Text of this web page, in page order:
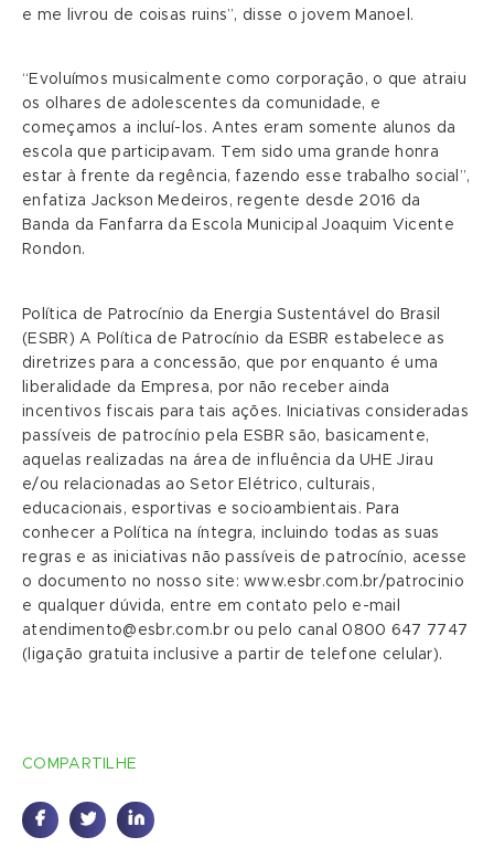
e me livrou de coisas ruins”, disse o jovem Manoel.
“Evoluímos musicalmente como corporação, o que atraiu
os olhares de adolescentes da comunidade, e
começamos a incluí-los. Antes eram somente alunos da
escola que participavam. Tem sido uma grande honra
estar à frente da regência, fazendo esse trabalho social”,
enfatiza Jackson Medeiros, regente desde 2016 da
Banda da Fanfarra da Escola Municipal Joaquim Vicente
Rondon.
Política de Patrocínio da Energia Sustentável do Brasil
(ESBR) A Política de Patrocínio da ESBR estabelece as
diretrizes para a concessão, que por enquanto é uma
liberalidade da Empresa, por não receber ainda
incentivos fiscais para tais ações. Iniciativas consideradas
passíveis de patrocínio pela ESBR são, basicamente,
aquelas realizadas na área de influência da UHE Jirau
e/ou relacionadas ao Setor Elétrico, culturais,
educacionais, esportivas e socioambientais. Para
conhecer a Política na íntegra, incluindo todas as suas
regras e as iniciativas não passíveis de patrocínio, acesse
o documento no nosso site: www.esbr.com.br/patrocinio
e qualquer dúvida, entre em contato pelo e-mail
atendimento@esbr.com.br ou pelo canal 0800 647 7747
(ligação gratuita inclusive a partir de telefone celular).
COMPARTILHE